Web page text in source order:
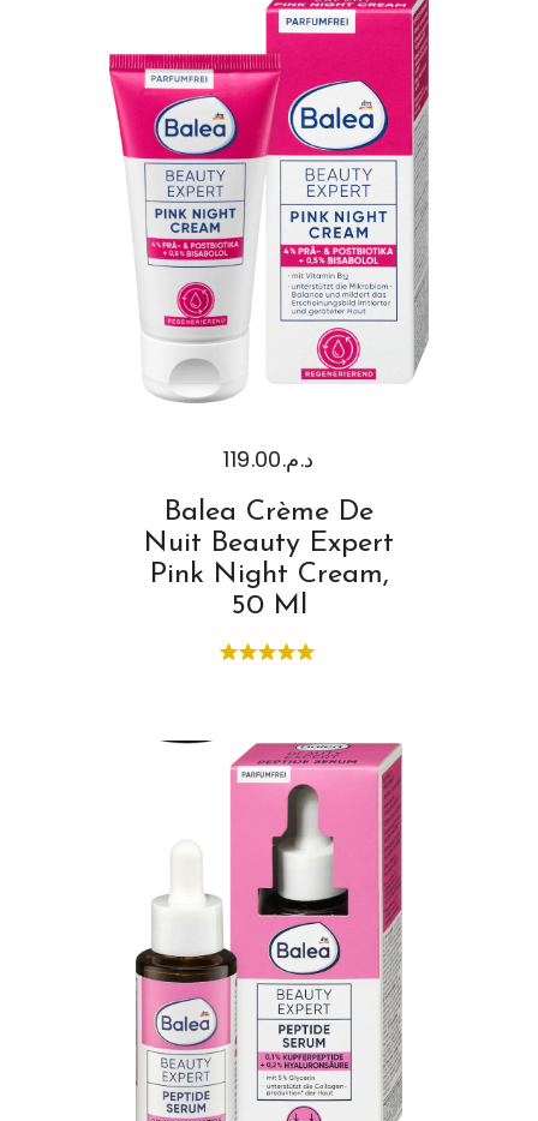
د.م.119.00
Balea Crème De
Nuit Beauty Expert
Pink Night Cream,
50 Ml